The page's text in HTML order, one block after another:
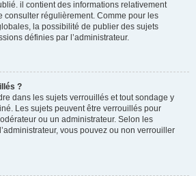
il contient des informations relativement
consulter régulièrement. Comme pour les
la possibilité de publier des sujets
définies par l’administrateur.
?
dans les sujets verrouillés et tout sondage y
Les sujets peuvent être verrouillés pour
ou un administrateur. Selon les
vous pouvez ou non verrouiller